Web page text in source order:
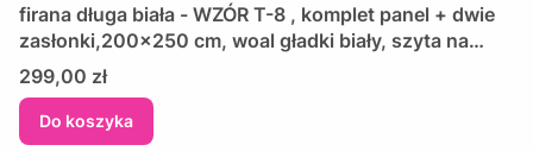
firana długa biała - WZÓR T-8 , komplet panel + dwie
zasłonki,200x250 cm, woal gładki biały, szyta na
wymiar, wykończona lamówką
Cena
299,00 zł
Do koszyka